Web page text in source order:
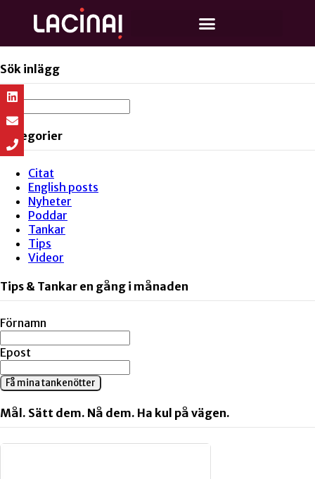
Sök inlägg
Kategorier
Citat
English posts
Nyheter
Poddar
Tankar
Tips
Videor
Tips & Tankar en gång i månaden
Förnamn
Epost
Få mina tankenötter
Mål. Sätt dem. Nå dem. Ha kul på vägen.